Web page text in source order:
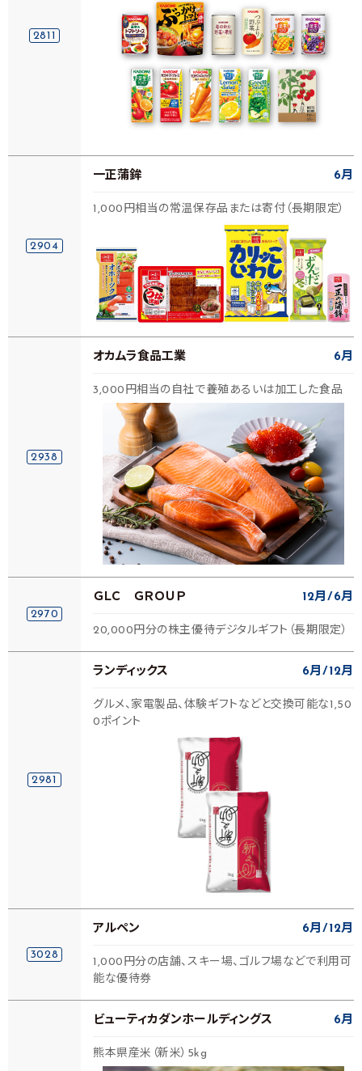
2811
2904
一正蒲鉾 6月
1,000円相当の常温保存品または寄付（長期限定）
2938
オカムラ食品工業 6月
3,000円相当の自社で養殖あるいは加工した食品
2970
ＧＬＣ ＧＲＯＵＰ 12月 6月
20,000円分の株主優待デジタルギフト（長期限定）
2981
ランディックス 6月 12月
グルメ、家電製品、体験ギフトなどと交換可能な1,50
0ポイント
3028
アルペン 6月 12月
1,000円分の店舗、スキー場、ゴルフ場などで利用可
能な優待券
ビューティカダンホールディングス 6月
熊本県産米（新米）5kg